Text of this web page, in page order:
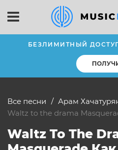
БЕЗЛИМИТНЫЙ
Все песни
Арам
Waltz to the drama
Waltz To The